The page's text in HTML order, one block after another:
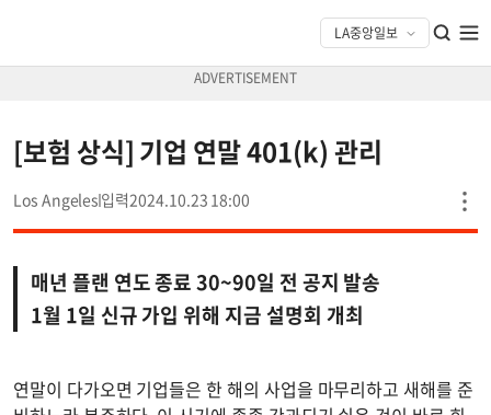
[보험 상식] 기업 연말 401(k) 관리
Los Angeles 2024.10.23 18:00
매년 플랜 연도 종료 30~90일 전 공지 발송
1월 1일 신규 가입 위해 지금 설명회 개최
연말이 다가오면 기업들은 한 해의 사업을 마무리하고 새해를 준